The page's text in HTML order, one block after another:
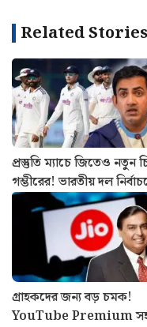
Related Stories
প্রস্তুতি ম্যাচে জিতেও নতুন
গম্ভীরের! ভারতীয় দল
দেখা গেল নতুন সমস্যা…
গ্রাহকদের জন্য বড় চমক!
YouTube Premium